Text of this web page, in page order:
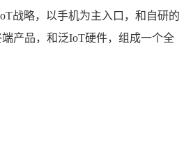
战略，以手机为主入口，和自研的
产品，和泛IoT硬件，组成一个全